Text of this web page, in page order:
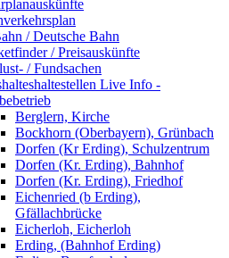
/ Deutsche Bahn
/ Preisauskünfte
/ Fundsachen
Live Info -
Berglern, Kirche
Bockhorn (Oberbayern), Grünbach
Dorfen (Kr Erding), Schulzentrum
Dorfen (Kr. Erding), Bahnhof
Dorfen (Kr. Erding), Friedhof
Eichenried (b Erding),
Gfällachbrücke
Eicherloh, Eicherloh
Erding, (Bahnhof Erding)